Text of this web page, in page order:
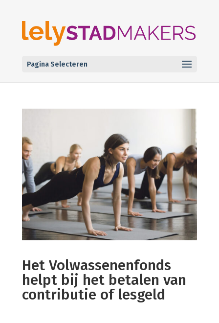
Pagina Selecteren
Het Volwassenenfonds
helpt bij het betalen van
contributie of lesgeld